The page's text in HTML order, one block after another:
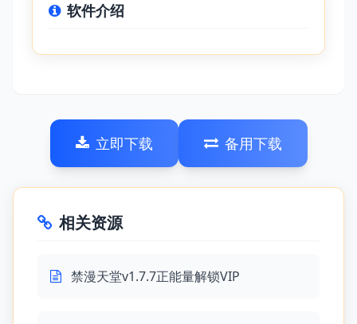
软件介绍
立即下载 备用下载
相关资源
禁漫天堂v1.7.7正能量解锁VIP